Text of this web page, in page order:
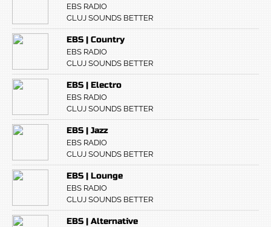
EBS RADIO
CLUJ SOUNDS BETTER
EBS | Country
EBS RADIO
CLUJ SOUNDS BETTER
EBS | Electro
EBS RADIO
CLUJ SOUNDS BETTER
EBS | Jazz
EBS RADIO
CLUJ SOUNDS BETTER
EBS | Lounge
EBS RADIO
CLUJ SOUNDS BETTER
EBS | Alternative